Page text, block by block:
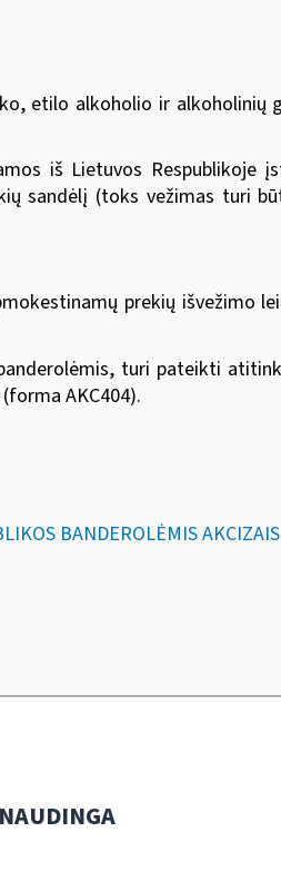
etilo alkoholio ir alkoholinių
iš Lietuvos Respublikoje
sandėlį (toks vežimas turi
prekių išvežimo
turi pateikti
AKC404).
BANDEROLĖMIS AKCIZAIS
NAUDINGA